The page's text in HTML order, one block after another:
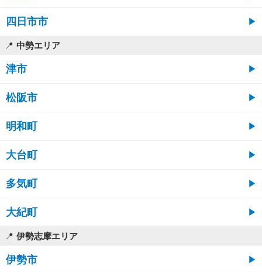
四日市市
中勢エリア
津市
松阪市
明和町
大台町
多気町
大紀町
伊勢志摩エリア
伊勢市